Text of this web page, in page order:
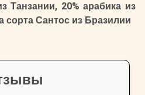
Танзании, 20% арабика из
сорта Сантос из Бразилии